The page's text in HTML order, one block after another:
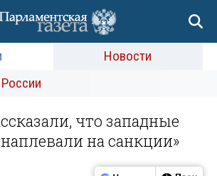
Новости
что западные
на санкции»